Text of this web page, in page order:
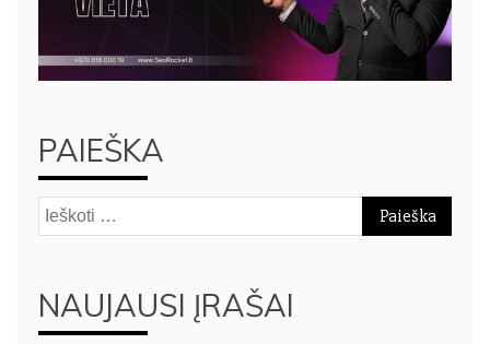
PAIEŠKA
Ieškoti:
NAUJAUSI ĮRAŠAI